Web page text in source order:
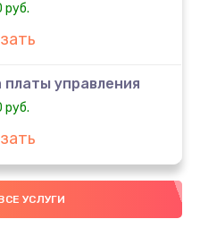
руб.
управления
руб.
термоблока
УСЛУГИ